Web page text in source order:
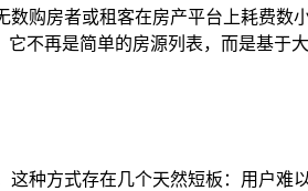
购房者或租客在房产平台上耗费数
它不再是简单的房源列表，而是基于
种方式存在几个天然短板：用户